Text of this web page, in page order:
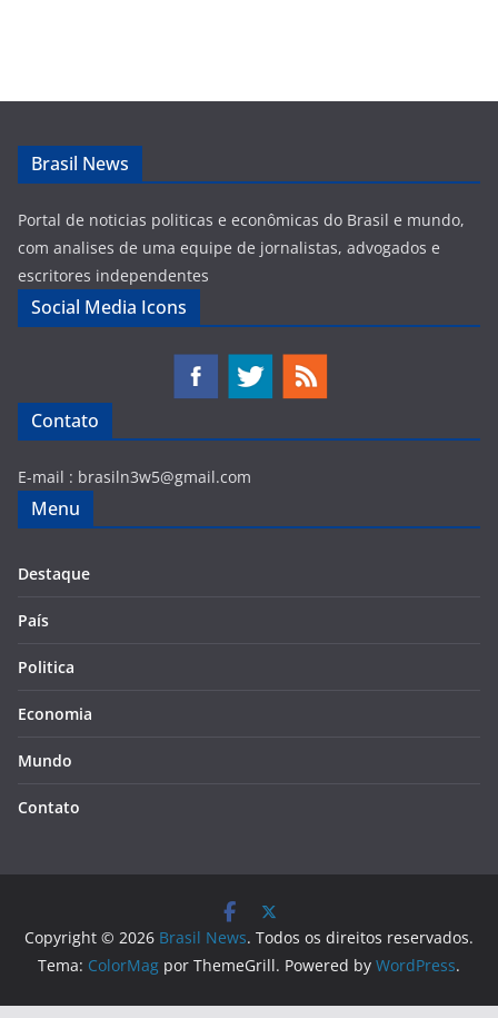
Brasil News
Portal de noticias politicas e econômicas do Brasil e mundo,
com analises de uma equipe de jornalistas, advogados e
escritores independentes
Social Media Icons
Contato
E-mail : brasiln3w5@gmail.com
Menu
Destaque
País
Politica
Economia
Mundo
Contato
Copyright © 2026 Brasil News. Todos os direitos reservados.
Tema: ColorMag por ThemeGrill. Powered by WordPress.